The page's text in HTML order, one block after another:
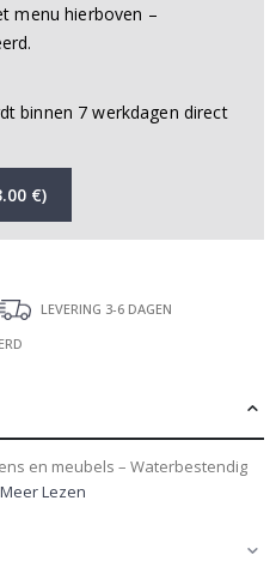
menu hierboven –
binnen 7 werkdagen direct
€)
LEVERING 3-6 DAGEN
en meubels – Waterbestendig
Meer Lezen